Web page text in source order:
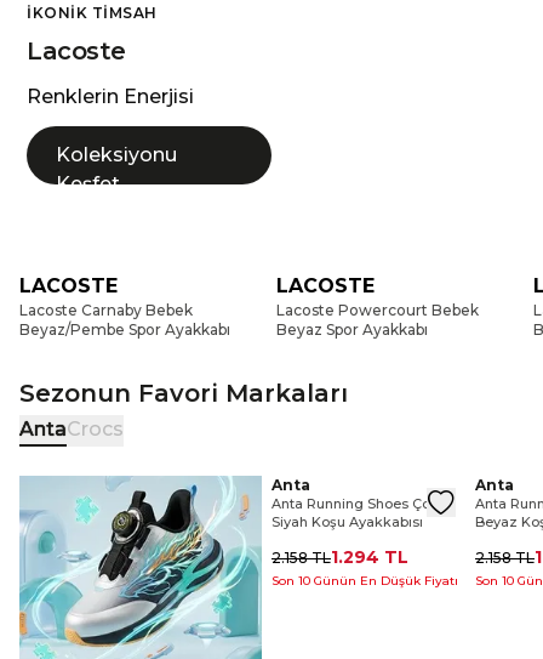
İKONIK TIMSAH
Lacoste
Renklerin Enerjisi
Koleksiyonu
Keşfet
LACOSTE
Lacoste Carnaby Bebek
Beyaz/Pembe Spor Ayakkabı
LACOSTE
Lacoste Powercourt Bebek
Beyaz Spor Ayakkabı
Sezonun Favori Markaları
AntaCrocs
Anta Running Shoes Çocuk
Anta
Anta Running Shoes Çocuk
Siyah Koşu Ayakkabısı
2.158 TL1.294 TL
Son 10 Günün En Düşük Fiyatı
Anta
Anta
Anta
Beyaz
2.158 TL
Son 10